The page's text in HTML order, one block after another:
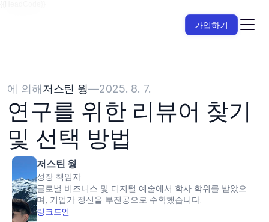
가입하기
에 의해저스틴 웡—2025. 8. 7.
연구를 위한 리뷰어 찾기
및 선택 방법
저스틴 웡
성장 책임자
글로벌 비즈니스 및 디지털 예술에서 학사 학위를 받았으
며, 기업가 정신을 부전공으로 수학했습니다.
링크드인